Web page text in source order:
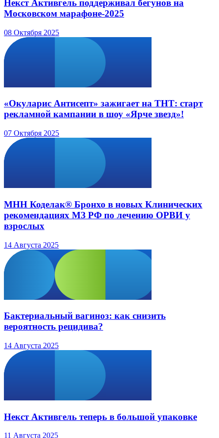
Некст Активгель поддерживал бегунов на
Московском марафоне-2025
08 Октября 2025
«Окуларис Антисепт» зажигает на ТНТ: старт
рекламной кампании в шоу «Ярче звезд»!
07 Октября 2025
МНН Коделак® Бронхо в новых Клинических
рекомендациях МЗ РФ по лечению ОРВИ у
взрослых
14 Августа 2025
Бактериальный вагиноз: как снизить
вероятность рецидива?
14 Августа 2025
Некст Активгель теперь в большой упаковке
11 Августа 2025